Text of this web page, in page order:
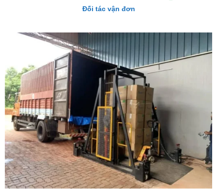
Đối tác vận đơn